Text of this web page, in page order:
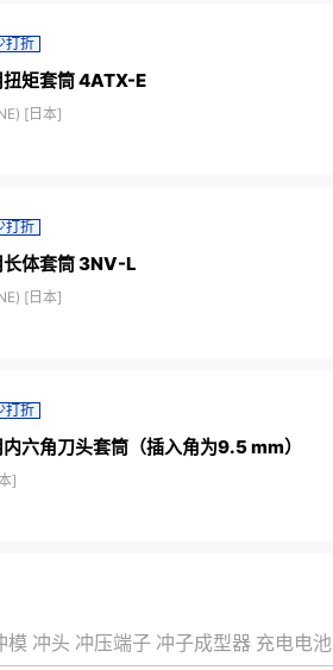
打折
矩套筒 4ATX-E
[日本]
打折
长体套筒 3NV-L
[日本]
打折
六角刀头套筒（插入角为9.5 mm）
]
模 冲头 冲压端子 冲子成型器 充电电池